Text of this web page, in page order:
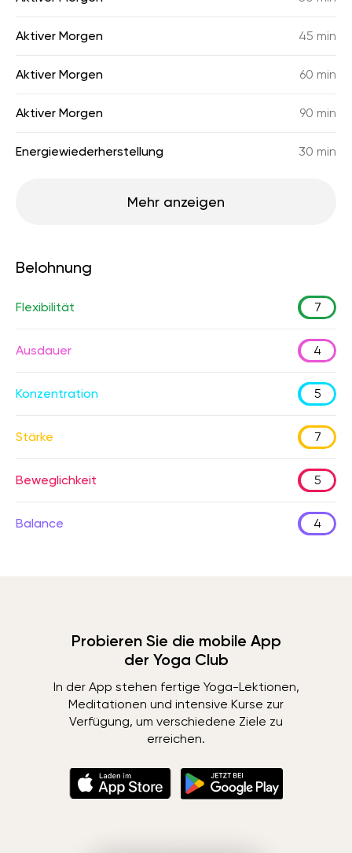
Aktiver Morgen 45 min
Aktiver Morgen 60 min
Aktiver Morgen 90 min
Energiewiederherstellung 30 min
Mehr anzeigen
Belohnung
Flexibilität 7
Ausdauer 4
Konzentration 5
Stärke 7
Beweglichkeit 5
Balance 4
Probieren Sie die mobile App
der Yoga Club
In der App stehen fertige Yoga-Lektionen,
Meditationen und intensive Kurse zur
Verfügung, um verschiedene Ziele zu
erreichen.